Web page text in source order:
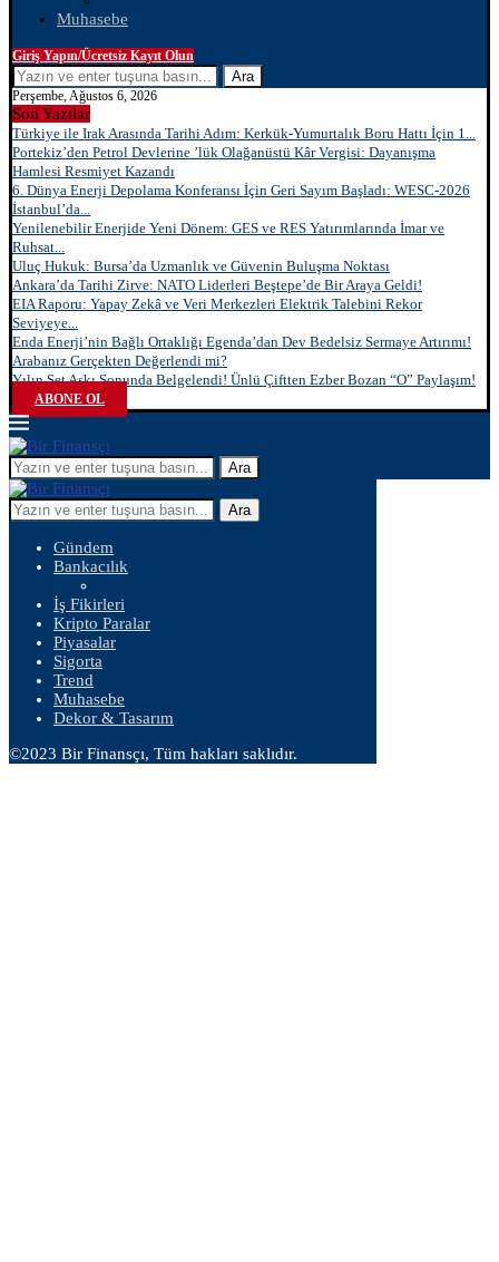
Muhasebe
Giriş Yapın/Ücretsiz Kayıt Olun
Ara
Perşembe, Ağustos 6, 2026
Son Yazılar
Türkiye ile Irak Arasında Tarihi Adım: Kerkük-Yumurtalık Boru Hattı İçin 1...
Portekiz’den Petrol Devlerine ’lük Olağanüstü Kâr Vergisi: Dayanışma
Hamlesi Resmiyet Kazandı
6. Dünya Enerji Depolama Konferansı İçin Geri Sayım Başladı: WESC-2026
İstanbul’da...
Yenilenebilir Enerjide Yeni Dönem: GES ve RES Yatırımlarında İmar ve
Ruhsat...
Uluç Hukuk: Bursa’da Uzmanlık ve Güvenin Buluşma Noktası
Ankara’da Tarihi Zirve: NATO Liderleri Beştepe’de Bir Araya Geldi!
EIA Raporu: Yapay Zekâ ve Veri Merkezleri Elektrik Talebini Rekor
Seviyeye...
Enda Enerji’nin Bağlı Ortaklığı Egenda’dan Dev Bedelsiz Sermaye Artırımı!
Arabanız Gerçekten Değerlendi mi?
Yılın Set Aşkı Sonunda Belgelendi! Ünlü Çiftten Ezber Bozan “O” Paylaşım!
ABONE OL
Ara
Ara
Gündem
Bankacılık
İş Fikirleri
Kripto Paralar
Piyasalar
Sigorta
Trend
Muhasebe
Dekor & Tasarım
©2023 Bir Finansçı, Tüm hakları saklıdır.